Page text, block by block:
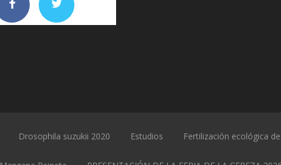
Drosophila suzukii 2020 Estudios Fertilización ecológica